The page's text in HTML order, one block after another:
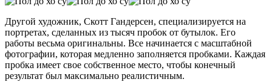
Другой художник, Скотт Гандерсен, специализируется на
портретах, сделанных из тысяч пробок от бутылок. Его
работы весьма оригинальны. Все начинается с масштабной
фотографии, которая медленно заполняется пробками. Каждая
пробка имеет свое собственное место, чтобы конечный
результат был максимально реалистичным.